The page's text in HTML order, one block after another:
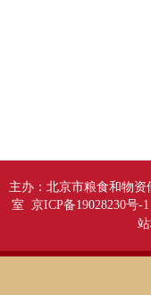
主办：北京市粮食和物
室 京ICP备19028230号-